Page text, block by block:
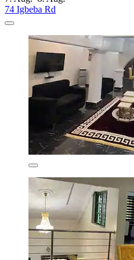
74 Igbeba Rd